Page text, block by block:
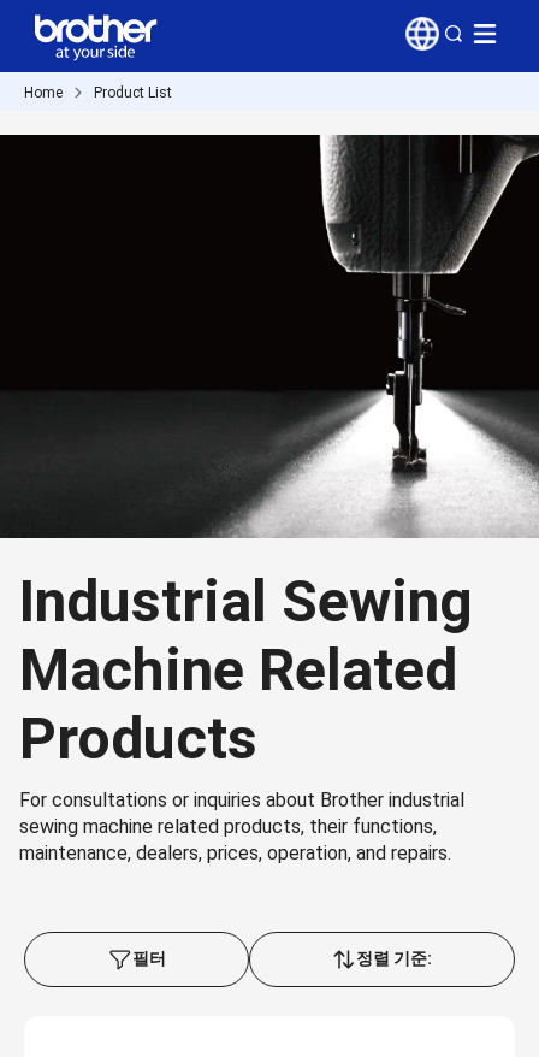
Home Product List
Industrial Sewing
Machine Related
Products
For consultations or inquiries about Brother industrial
sewing machine related products, their functions,
maintenance, dealers, prices, operation, and repairs.
필터 정렬 기준: